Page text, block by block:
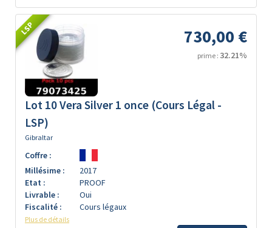
LSP 730,00 €
prime : 32.21%
Lot 10 Vera Silver 1 once (Cours Légal -
LSP)
Gibraltar
Coffre :
Millésime :
2017
Etat :
PROOF
Livrable :
Oui
Fiscalité :
Cours légaux
Plus de détails